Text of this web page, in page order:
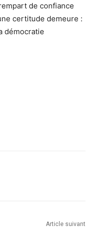
de confiance
certitude demeure :
démocratie
Article suivant